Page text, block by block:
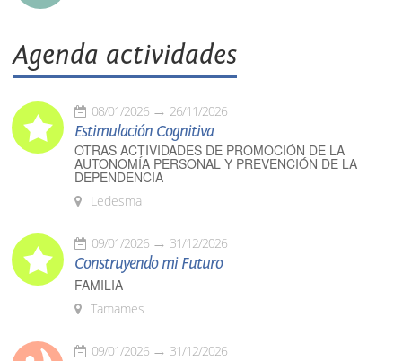
Agenda actividades
08/01/2026 26/11/2026
Estimulación Cognitiva
OTRAS ACTIVIDADES DE PROMOCIÓN DE LA
AUTONOMÍA PERSONAL Y PREVENCIÓN DE LA
DEPENDENCIA
Ledesma
09/01/2026 31/12/2026
Construyendo mi Futuro
FAMILIA
Tamames
09/01/2026 31/12/2026